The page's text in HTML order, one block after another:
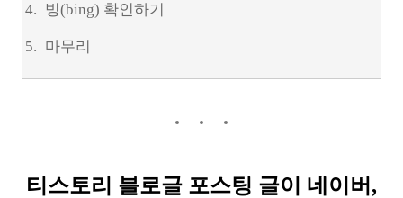
빙(bing) 확인하기
마무리
티스토리 블로글 포스팅 글이 네이버,